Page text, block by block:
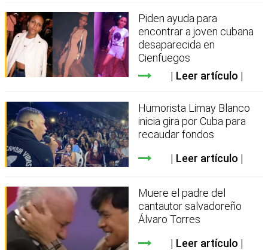
Piden ayuda para
encontrar a joven cubana
desaparecida en
Cienfuegos
Leer artículo
Humorista Limay Blanco
inicia gira por Cuba para
recaudar fondos
Leer artículo
Muere el padre del
cantautor salvadoreño
Álvaro Torres
Leer artículo